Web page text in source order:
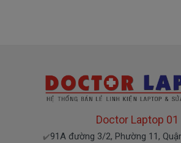
tin để chút Doctoplaptop gọi lại cho
Giá Pin Laptop dell
nhiêu
Doctor Laptop 01
✔️91A đường 3/2, Phường 11,